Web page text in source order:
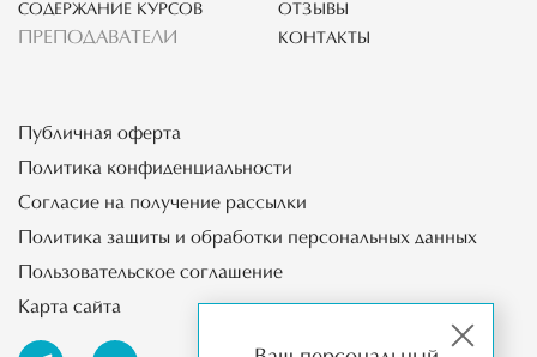
СОДЕРЖАНИЕ КУРСОВ
ПРЕПОДАВАТЕЛИ
ОТЗЫВЫ
КОНТАКТЫ
Публичная оферта
Политика конфиденциальности
Согласие на получение рассылки
Политика защиты и обработки персональных данных
Пользовательское соглашение
Карта сайта